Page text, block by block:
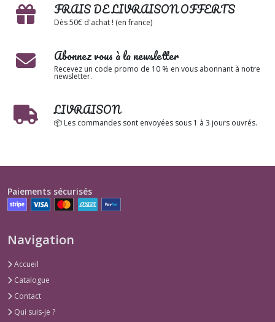
FRAIS DE LIVRAISON OFFERTS
Dès 50€ d'achat ! (en france)
Abonnez vous à la newsletter
Recevez un code promo de 10 % en vous abonnant à notre
newsletter.
LIVRAISON
📦 Les commandes sont envoyées sous 1 à 3 jours ouvrés.
Paiements sécurisés
Navigation
Accueil
Catalogue
Contact
Qui suis-je ?